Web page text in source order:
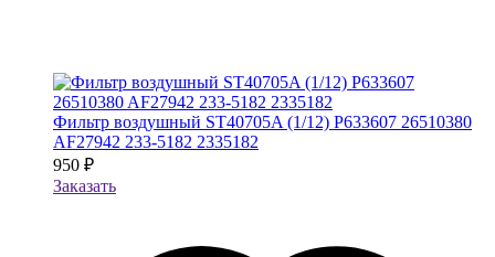
Фильтр воздушный ST40705A (1/12) P633607 26510380
AF27942 233-5182 2335182
950 ₽
Заказать